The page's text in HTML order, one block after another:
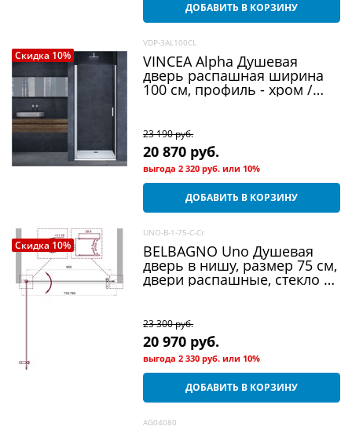
ДОБАВИТЬ В КОРЗИНУ
Скидка 10%
VDP-3AL100CL
VINCEA Alpha Душевая
дверь распашная ширина
100 см, профиль - хром /
23 190 руб.
20 870 руб.
выгода2 320 руб. или 10%
ДОБАВИТЬ В КОРЗИНУ
Скидка 10%
UNO-B-1-75-C-Cr
BELBAGNO Uno Душевая
дверь в нишу, размер 75 см,
двери распашные, стекло 5
23 300 руб.
20 970 руб.
выгода2 330 руб. или 10%
ДОБАВИТЬ В КОРЗИНУ
AG04080